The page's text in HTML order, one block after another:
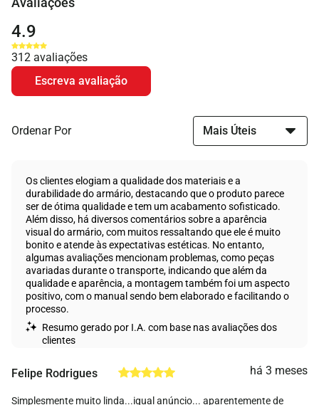
4.9
312 avaliações
Ordenar Por
Os clientes elogiam a qualidade dos materiais e a
durabilidade do armário, destacando que o produto parece
ser de ótima qualidade e tem um acabamento sofisticado.
Além disso, há diversos comentários sobre a aparência
visual do armário, com muitos ressaltando que ele é muito
bonito e atende às expectativas estéticas. No entanto,
algumas avaliações mencionam problemas, como peças
avariadas durante o transporte, indicando que além da
qualidade e aparência, a montagem também foi um aspecto
positivo, com o manual sendo bem elaborado e facilitando o
processo.
Resumo gerado por I.A. com base nas avaliações dos
clientes
Felipe Rodrigues há 3 meses
Simplesmente muito linda...igual anúncio... aparentemente de